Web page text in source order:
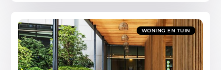
WONING EN TUIN